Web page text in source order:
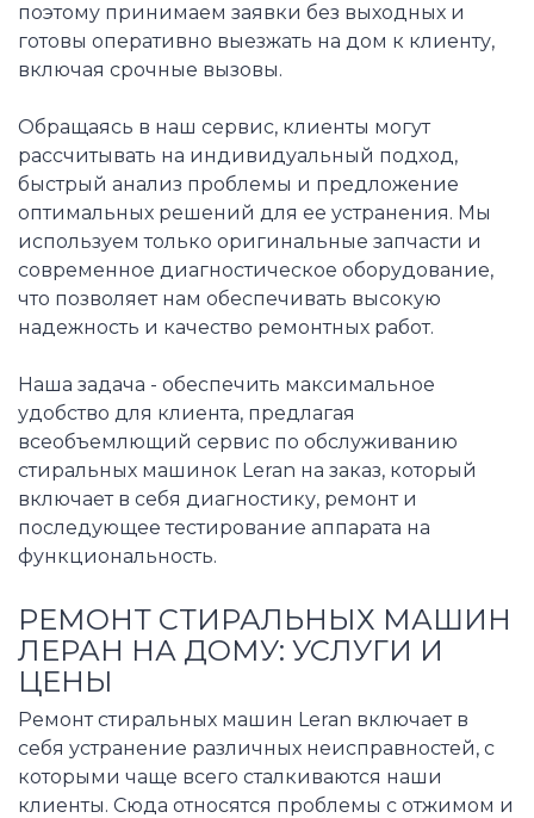
поэтому принимаем заявки без выходных и
готовы оперативно выезжать на дом к клиенту,
включая срочные вызовы.
Обращаясь в наш сервис, клиенты могут
рассчитывать на индивидуальный подход,
быстрый анализ проблемы и предложение
оптимальных решений для ее устранения. Мы
используем только оригинальные запчасти и
современное диагностическое оборудование,
что позволяет нам обеспечивать высокую
надежность и качество ремонтных работ.
Наша задача - обеспечить максимальное
удобство для клиента, предлагая
всеобъемлющий сервис по обслуживанию
стиральных машинок Leran на заказ, который
включает в себя диагностику, ремонт и
последующее тестирование аппарата на
функциональность.
РЕМОНТ СТИРАЛЬНЫХ МАШИН
ЛЕРАН НА ДОМУ: УСЛУГИ И
ЦЕНЫ
Ремонт стиральных машин Leran включает в
себя устранение различных неисправностей, с
которыми чаще всего сталкиваются наши
клиенты. Сюда относятся проблемы с отжимом и